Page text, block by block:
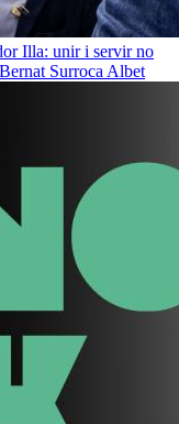
Illa: unir i servir no
Surroca Albet